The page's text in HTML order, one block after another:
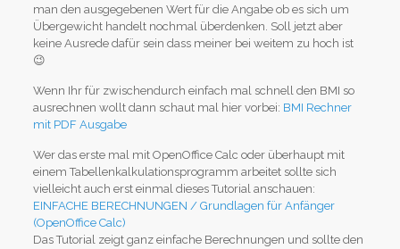
man den ausgegebenen Wert für die Angabe ob es sich um
Übergewicht handelt nochmal überdenken. Soll jetzt aber
keine Ausrede dafür sein dass meiner bei weitem zu hoch ist
😉
Wenn Ihr für zwischendurch einfach mal schnell den BMI so
ausrechnen wollt dann schaut mal hier vorbei: BMI Rechner
mit PDF Ausgabe
Wer das erste mal mit OpenOffice Calc oder überhaupt mit
einem Tabellenkalkulationsprogramm arbeitet sollte sich
vielleicht auch erst einmal dieses Tutorial anschauen:
EINFACHE BERECHNUNGEN / Grundlagen für Anfänger
(OpenOffice Calc)
Das Tutorial zeigt ganz einfache Berechnungen und sollte den